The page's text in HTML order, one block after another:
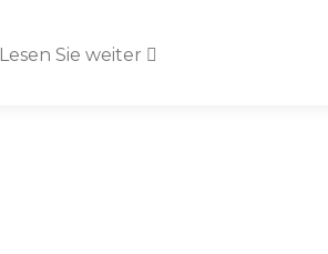
Lesen Sie weiter